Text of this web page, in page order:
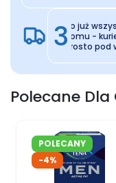
To już
domu -
prosto pod
3
Polecane Dla
POLECANY
-4%